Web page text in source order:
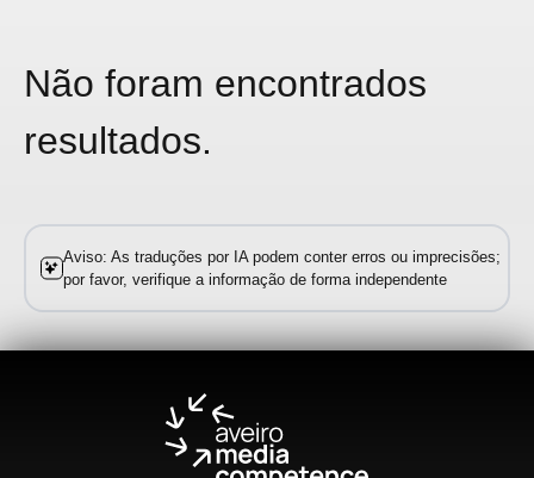
Não foram encontrados
resultados.
Aviso: As traduções por IA podem conter erros ou imprecisões;
por favor, verifique a informação de forma independente